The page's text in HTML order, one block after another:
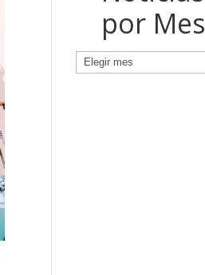
por Mes
Noticias